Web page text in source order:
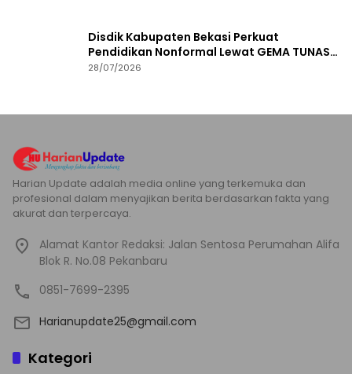
Disdik Kabupaten Bekasi Perkuat
Pendidikan Nonformal Lewat GEMA TUNAS
2026
28/07/2026
Harian Update adalah media online yang terkemuka dan
profesional dalam menyajikan berita berdasarkan fakta yang
akurat dan terpercaya.
Alamat Kantor Redaksi: Jalan Sentosa Perumahan Alifa
Blok R. No.08 Pekanbaru
0851-7699-2395
Harianupdate25@gmail.com
Kategori